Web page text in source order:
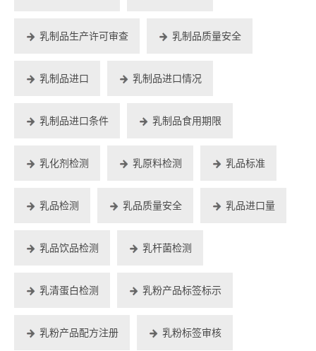
乳制品生产许可审查 乳制品质量安全
乳制品进口 乳制品进口情况
乳制品进口条件 乳制品食用期限
乳化剂检测 乳原料检测 乳品标准
乳品检测 乳品质量安全 乳品进口量
乳品饮品检测 乳杆菌检测
乳清蛋白检测 乳粉产品标签标示
乳粉产品配方注册 乳粉标签审核